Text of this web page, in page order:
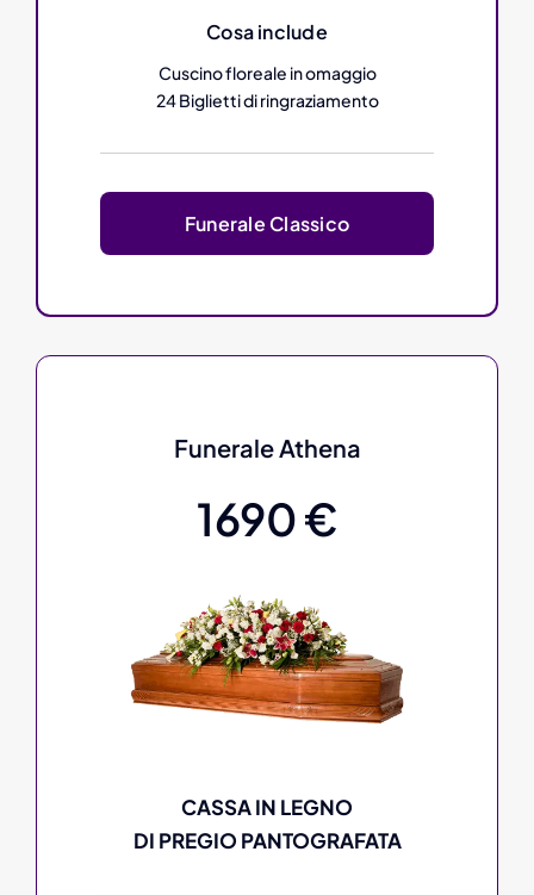
Cosa include
Cuscino floreale in omaggio
24 Biglietti di ringraziamento
Funerale Classico
Funerale Athena
1690 €
CASSA IN LEGNO
DI PREGIO PANTOGRAFATA